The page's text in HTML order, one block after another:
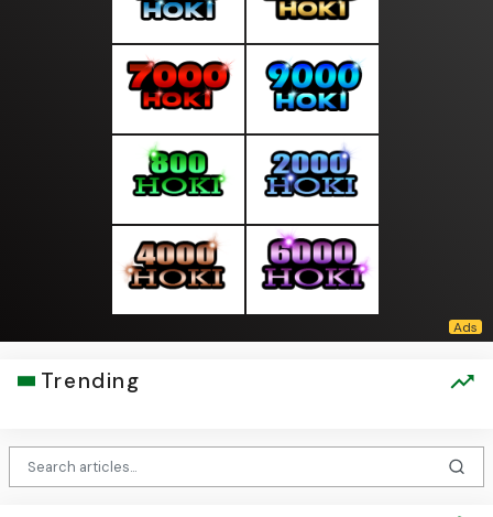
Trending